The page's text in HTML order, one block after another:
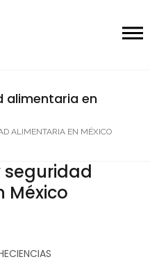
alimentaria en
ALIMENTARIA EN MÉXICO
México